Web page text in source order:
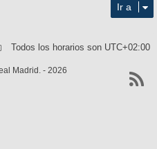
Ir a
Todos los horarios son UTC+02:00
Madrid. - 2026